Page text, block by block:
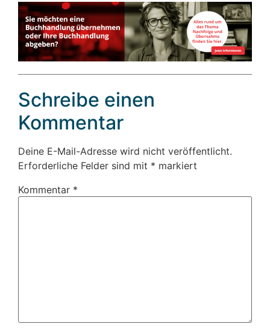
Schreibe einen
Kommentar
Deine E-Mail-Adresse wird nicht veröffentlicht.
Erforderliche Felder sind mit * markiert
Kommentar *